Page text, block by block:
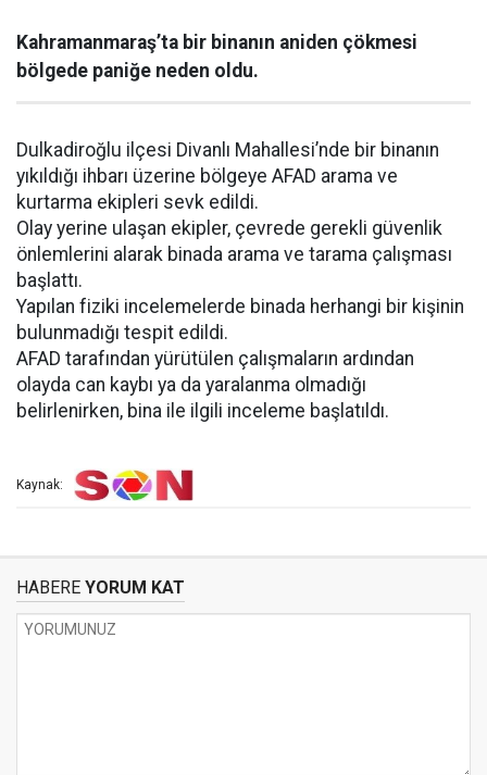
Kahramanmaraş’ta bir binanın aniden çökmesi
bölgede paniğe neden oldu.
Dulkadiroğlu ilçesi Divanlı Mahallesi’nde bir binanın
yıkıldığı ihbarı üzerine bölgeye AFAD arama ve
kurtarma ekipleri sevk edildi.
Olay yerine ulaşan ekipler, çevrede gerekli güvenlik
önlemlerini alarak binada arama ve tarama çalışması
başlattı.
Yapılan fiziki incelemelerde binada herhangi bir kişinin
bulunmadığı tespit edildi.
AFAD tarafından yürütülen çalışmaların ardından
olayda can kaybı ya da yaralanma olmadığı
belirlenirken, bina ile ilgili inceleme başlatıldı.
Kaynak:
HABERE YORUM KAT